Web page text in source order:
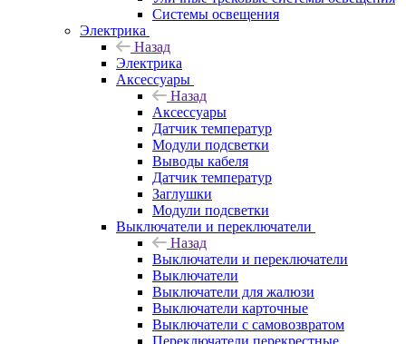
Системы освещения
Электрика
Назад
Электрика
Аксессуары
Назад
Аксессуары
Датчик температур
Модули подсветки
Выводы кабеля
Датчик температур
Заглушки
Модули подсветки
Выключатели и переключатели
Назад
Выключатели и переключатели
Выключатели
Выключатели для жалюзи
Выключатели карточные
Выключатели с самовозвратом
Переключатели перекрестные